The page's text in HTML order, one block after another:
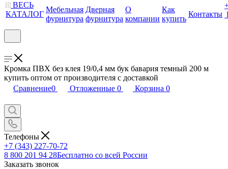
ВЕСЬ
КАТАЛОГ
Мебельная
фурнитура
Дверная
фурнитура
О
компании
Как
купить
Контакты
Кромка ПВХ без клея 19/0,4 мм бук бавария темный 200 м
купить оптом от производителя с доставкой
Сравнение0 Отложенные 0 Корзина 0
Телефоны
+7 (343) 227-70-72
8 800 201 94 28Бесплатно со всей России
Заказать звонок